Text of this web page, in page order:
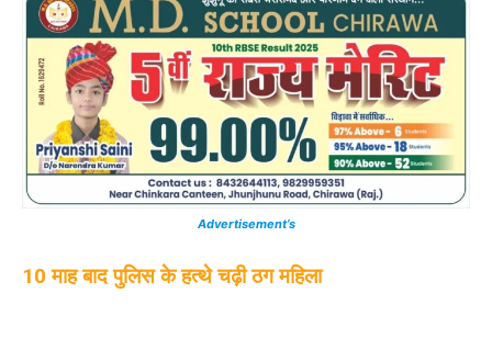
Advertisement’s
10 माह बाद पुलिस के हत्थे चढ़ी ठग महिला